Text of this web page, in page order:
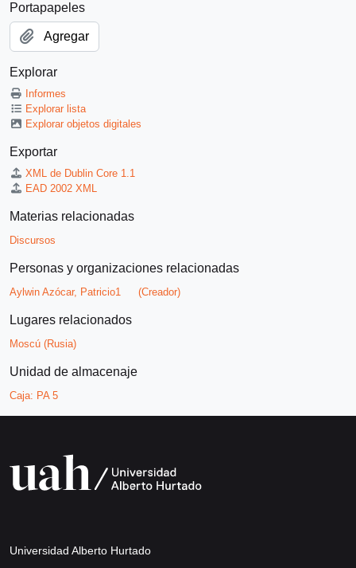
Portapapeles
Agregar
Explorar
Informes
Explorar lista
Explorar objetos digitales
Exportar
XML de Dublin Core 1.1
EAD 2002 XML
Materias relacionadas
Discursos
Personas y organizaciones relacionadas
Aylwin Azócar, Patricio1 (Creador)
Lugares relacionados
Moscú (Rusia)
Unidad de almacenaje
Caja: PA 5
Universidad Alberto Hurtado